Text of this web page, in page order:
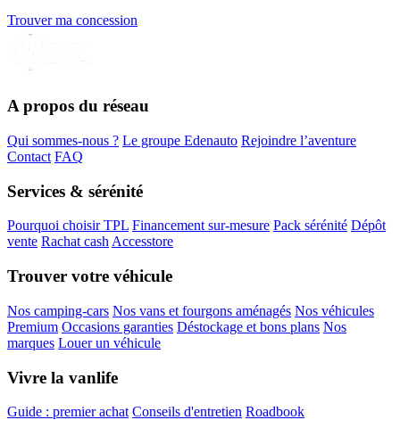
Trouver ma concession
A propos du réseau
Qui sommes-nous ? Le groupe Edenauto Rejoindre l’aventure
Contact FAQ
Services & sérénité
Pourquoi choisir TPL Financement sur-mesure Pack sérénité Dépôt
vente Rachat cashAccesstore
Trouver votre véhicule
Nos camping-cars Nos vans et fourgons aménagés Nos véhicules
Premium Occasions garanties Déstockage et bons plans Nos
marques Louer un véhicule
Vivre la vanlife
Guide : premier achat Conseils d'entretien Roadbook